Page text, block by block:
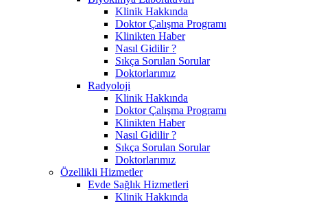
Klinik Hakkında
Doktor Çalışma Programı
Klinikten Haber
Nasıl Gidilir ?
Sıkça Sorulan Sorular
Doktorlarımız
Radyoloji
Klinik Hakkında
Doktor Çalışma Programı
Klinikten Haber
Nasıl Gidilir ?
Sıkça Sorulan Sorular
Doktorlarımız
Özellikli Hizmetler
Evde Sağlık Hizmetleri
Klinik Hakkında